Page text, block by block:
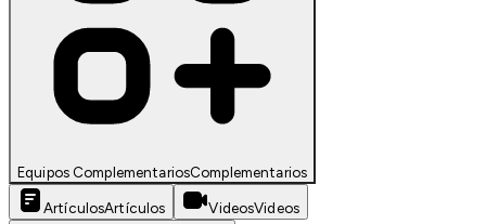
Equipos ComplementariosComplementarios
ArtículosArtículos VideosVideos